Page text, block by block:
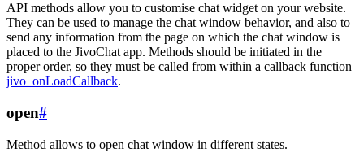
API methods allow you to customise chat widget on your website.
They can be used to manage the chat window behavior, and also to
send any information from the page on which the chat window is
placed to the JivoChat app. Methods should be initiated in the
proper order, so they must be called from within a callback function
jivo_onLoadCallback.
open#
Method allows to open chat window in different states.